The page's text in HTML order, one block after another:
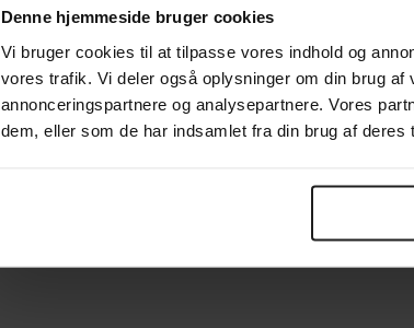
Denne hjemmeside bruger cookies
Vi bruger cookies til at tilpasse vores indhold og
vores trafik. Vi deler også oplysninger om din brug
annonceringspartnere og analysepartnere. Vores
dem, eller som de har indsamlet fra din brug af deres